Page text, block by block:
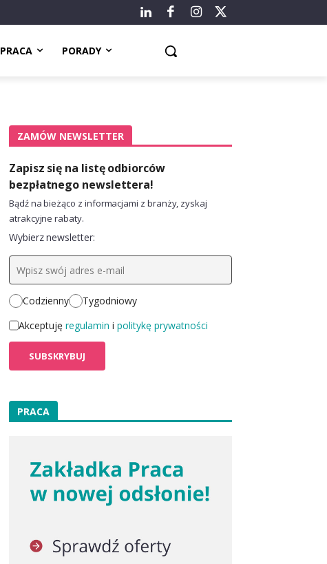
PRACA PORADY
ZAMÓW NEWSLETTER
Zapisz się na listę odbiorców
bezpłatnego newslettera!
Bądź na bieżąco z informacjami z branży, zyskaj
atrakcyjne rabaty.
Wybierz newsletter:
Codzienny
Tygodniowy
Akceptuję regulamin i politykę prywatności
PRACA